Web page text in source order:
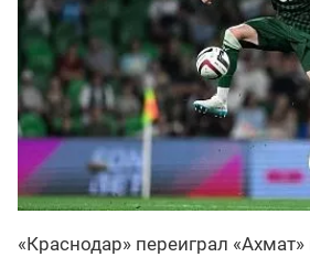
«Краснодар» переиграл